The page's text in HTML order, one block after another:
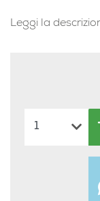
Leggi la